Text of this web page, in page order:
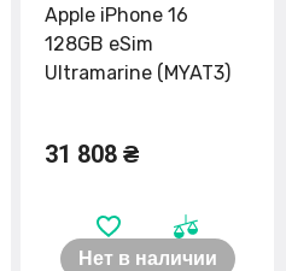
Apple iPhone 16
128GB eSim
Ultramarine (MYAT3)
31 808 ₴
Нет в наличии